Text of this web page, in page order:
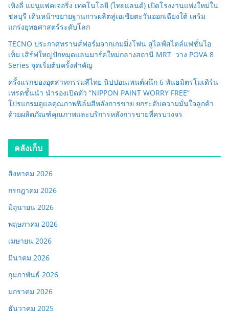
เหิงลี่ แมนูแฟคเจอริ่ง เทคโนโลยี (ไทยแลนด์) เปิดโรงงานแห่งใหม่ใน
ชลบุรี เดินหน้าขยายฐานการผลิตสู่เอเชียตะวันออกเฉียงใต้ เสริม
แกร่งยุทธศาสตร์ระดับโลก
TECNO ประกาศทรานส์ฟอร์มจากเกมมิ่งโฟน สู่ไลฟ์สไตล์แฟชั่นไอ
เท็ม เสิร์ฟใหญ่ปักหมุดแลนมาร์คใหม่กลางสถานี MRT วาง POVA 8
Series จุดเริ่มต้นครั้งสำคัญ
ครั้งแรกของอุตสาหกรรมสีไทย นิปปอนเพนต์ผนึก 6 พันธมิตรโมเดิร์น
เทรดชั้นนำ นำร่องเปิดตัว “NIPPON PAINT WORRY FREE”
โปรแกรมดูแลคุณภาพฟิล์มสีหลังการขาย ยกระดับความมั่นใจลูกค้า
ด้วยผลิตภัณฑ์คุณภาพและบริการหลังการขายที่ครบวงจร
คลังเก็บ
สิงหาคม 2026
กรกฎาคม 2026
มิถุนายน 2026
พฤษภาคม 2026
เมษายน 2026
มีนาคม 2026
กุมภาพันธ์ 2026
มกราคม 2026
ธันวาคม 2025